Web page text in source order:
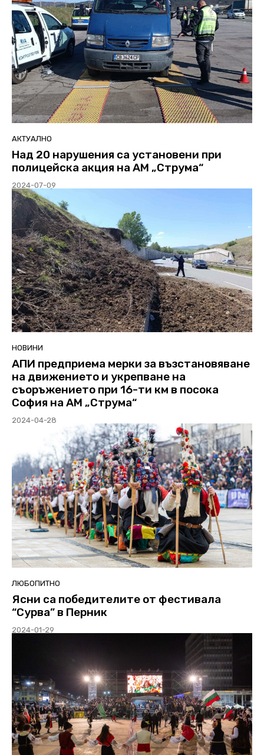
АКТУАЛНО
Над 20 нарушения са установени при
полицейска акция на АМ „Струма“
2024-07-09
НОВИНИ
АПИ предприема мерки за възстановяване
на движението и укрепване на
съоръжението при 16-ти км в посока
София на АМ „Струма“
2024-04-28
ЛЮБОПИТНО
Ясни са победителите от фестивала
“Сурва” в Перник
2024-01-29